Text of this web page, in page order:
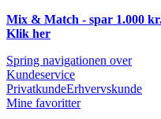
Mix & Match - spar 1.000
Klik her
Spring navigationen over
Kundeservice
PrivatkundeErhvervskunde
Mine favoritter